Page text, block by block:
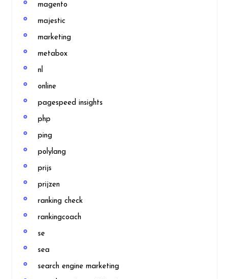
magento
majestic
marketing
metabox
nl
online
pagespeed insights
php
ping
polylang
prijs
prijzen
ranking check
rankingcoach
se
sea
search engine marketing